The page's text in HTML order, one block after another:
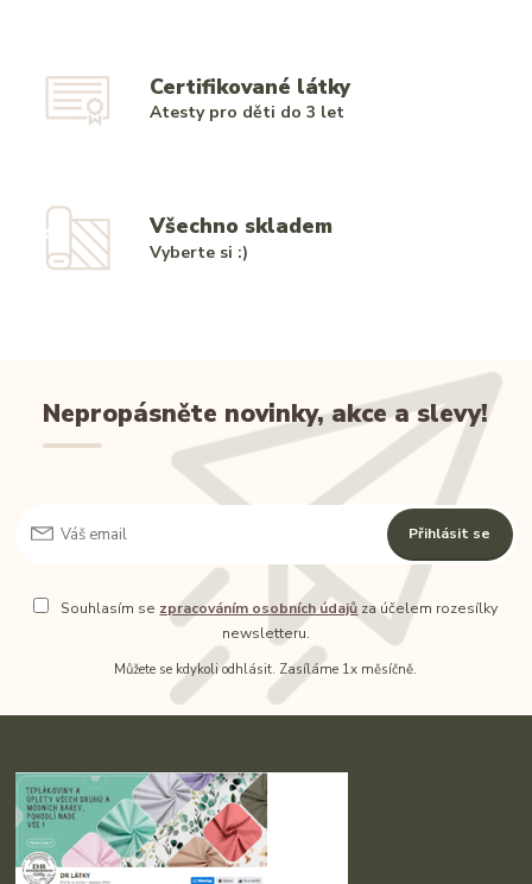
Certifikované látky
Atesty pro děti do 3 let
Všechno skladem
Vyberte si :)
Nepropásněte novinky, akce a slevy!
Přihlásit se
Souhlasím se zpracováním osobních údajů za účelem rozesílky
newsletteru.
Můžete se kdykoli odhlásit. Zasíláme 1x měsíčně.